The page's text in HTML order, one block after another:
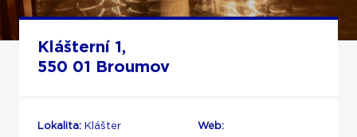
Klášterní 1,
550 01 Broumov
Lokalita: Klášter
Web: